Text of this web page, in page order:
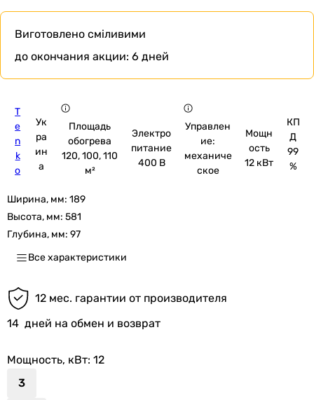
Виготовлено сміливими
до окончания акции: 6 дней
T
e
n
k
o
Ук
ра
ин
а
Площадь
обогрева
120, 100, 110
м²
Электро
питание
400 В
Управлен
ие:
механиче
ское
Мощн
ость
12 кВт
КП
Д
99
%
Ширина, мм: 189
Высота, мм: 581
Глубина, мм: 97
Все характеристики
12 мес. гарантии от производителя
14 дней на обмен и возврат
Мощность, кВт: 12
3